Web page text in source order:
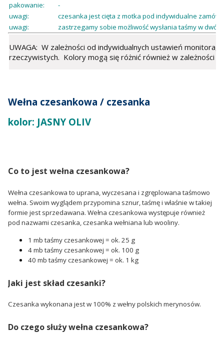
pakowanie:
-
uwagi:
czesanka jest cięta z motka pod indywidualne
uwagi:
zastrzegamy sobie możliwość wysłania taśmy w
UWAGA: W zależności od indywidualnych ustawień
rzeczywistych. Kolory mogą się różnić również w zależności
Wełna czesankowa / czesanka
kolor: JASNY OLIV
Co to jest wełna czesankowa?
Wełna czesankowa to uprana, wyczesana i zgręplowana taśmowo
wełna. Swoim wyglądem przypomina sznur, taśmę i właśnie w takiej
formie jest sprzedawana. Wełna czesankowa występuje również
pod nazwami czesanka, czesanka wełniana lub wooliny.
1 mb taśmy czesankowej = ok. 25 g
4 mb taśmy czesankowej = ok. 100 g
40 mb taśmy czesankowej = ok. 1 kg
Jaki jest skład czesanki?
Czesanka wykonana jest w 100% z wełny polskich merynosów.
Do czego służy wełna czesankowa?